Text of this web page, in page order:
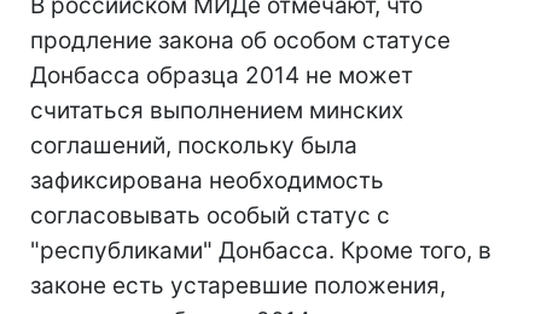
продление закона об особом статусе
Донбасса образца 2014 не может
считаться выполнением минских
соглашений, поскольку была
зафиксирована необходимость
согласовывать особый статус с
"республиками" Донбасса. Кроме того, в
законе есть устаревшие положения,